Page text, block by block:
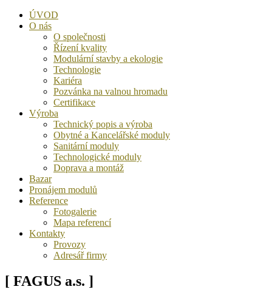
ÚVOD
O nás
O společnosti
Řízení kvality
Modulární stavby a ekologie
Technologie
Kariéra
Pozvánka na valnou hromadu
Certifikace
Výroba
Technický popis a výroba
Obytné a Kancelářské moduly
Sanitární moduly
Technologické moduly
Doprava a montáž
Bazar
Pronájem modulů
Reference
Fotogalerie
Mapa referencí
Kontakty
Provozy
Adresář firmy
[ FAGUS a.s. ]